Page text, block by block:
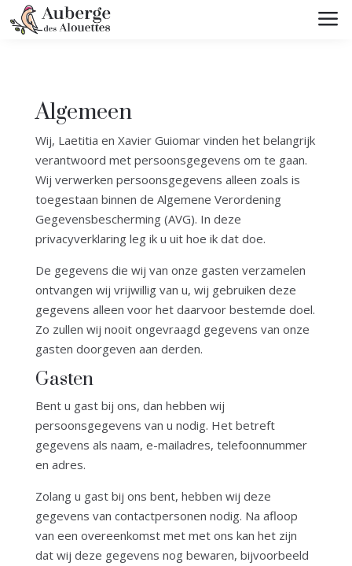
a
Algemeen
Wij, Laetitia en Xavier Guiomar vinden het belangrijk
verantwoord met persoonsgegevens om te gaan.
Wij verwerken persoonsgegevens alleen zoals is
toegestaan binnen de Algemene Verordening
Gegevensbescherming (AVG). In deze
privacyverklaring leg ik u uit hoe ik dat doe.
De gegevens die wij van onze gasten verzamelen
ontvangen wij vrijwillig van u, wij gebruiken deze
gegevens alleen voor het daarvoor bestemde doel.
Zo zullen wij nooit ongevraagd gegevens van onze
gasten doorgeven aan derden.
Gasten
Bent u gast bij ons, dan hebben wij
persoonsgegevens van u nodig. Het betreft
gegevens als naam, e-mailadres, telefoonnummer
en adres.
Zolang u gast bij ons bent, hebben wij deze
gegevens van contactpersonen nodig. Na afloop
van een overeenkomst met met ons kan het zijn
dat wij deze gegevens nog bewaren, bijvoorbeeld